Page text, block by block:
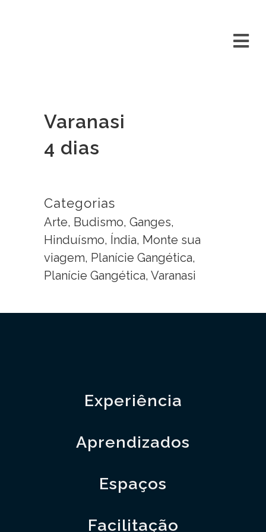
Varanasi
4 dias
Categorias
Arte, Budismo, Ganges,
Hinduísmo, Índia, Monte sua
viagem, Planície Gangética,
Planície Gangética, Varanasi
Experiência
Aprendizados
Espaços
Facilitação